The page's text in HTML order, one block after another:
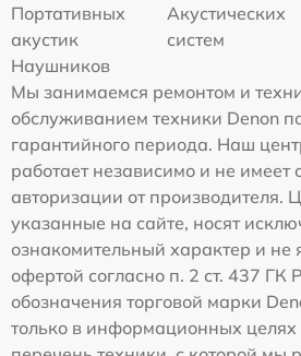
Портативных
акустик
Акустических
систем
Наушников
Мы занимаемся ремонтом и
обслуживанием техники Denon
гарантийного периода. Наш
работает независимо и не
авторизации от производителя.
указанные на сайте, носят
ознакомительный характер и не
офертой согласно п. 2 ст. 437 ГК
обозначения торговой марки
только в информационных